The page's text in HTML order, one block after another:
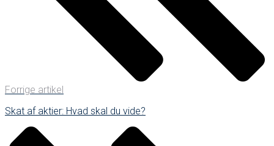
Forrige artikel
Skat af aktier: Hvad skal du vide?